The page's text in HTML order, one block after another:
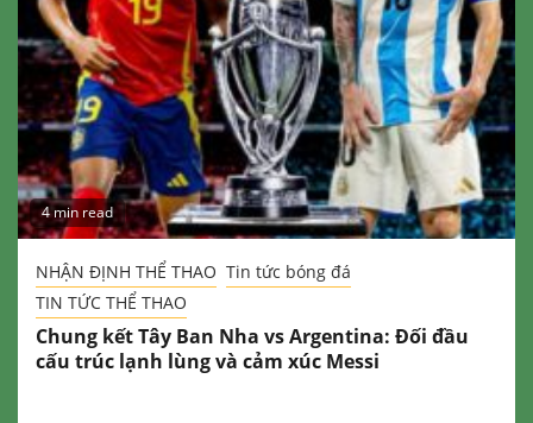
4 min read
NHẬN ĐỊNH THỂ THAO Tin tức bóng đá
TIN TỨC THỂ THAO
Chung kết Tây Ban Nha vs Argentina: Đối đầu
cấu trúc lạnh lùng và cảm xúc Messi